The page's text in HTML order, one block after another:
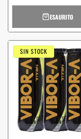
ESAURITO
SIN STOCK